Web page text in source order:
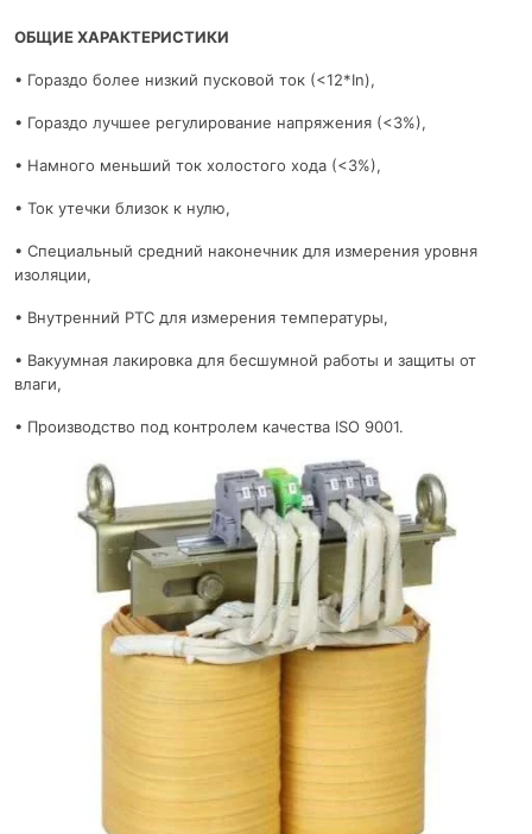
ОБЩИЕ ХАРАКТЕРИСТИКИ
• Гораздо более низкий пусковой ток (<12*In),
• Гораздо лучшее регулирование напряжения (<3%),
• Намного меньший ток холостого хода (<3%),
• Ток утечки близок к нулю,
• Специальный средний наконечник для измерения уровня
изоляции,
• Внутренний PTC для измерения температуры,
• Вакуумная лакировка для бесшумной работы и защиты от
влаги,
• Производство под контролем качества ISO 9001.